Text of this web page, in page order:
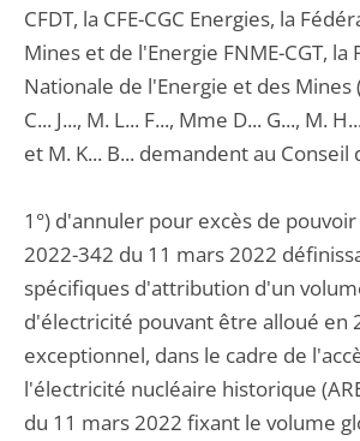
CFDT, la CFE-CGC Energies, la
Mines et de l'Energie FNME-CGT, la
Nationale de l'Energie et des Mines
C... J..., M. L... F..., Mme D... G..., M.
et M. K... B... demandent au Conseil
1°) d'annuler pour excès de
2022-342 du 11 mars 2022
spécifiques d'attribution d'un
d'électricité pouvant être alloué en
exceptionnel, dans le cadre de
l'électricité nucléaire historique
du 11 mars 2022 fixant le volume